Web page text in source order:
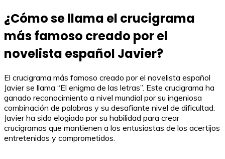
¿Cómo se llama el crucigrama
más famoso creado por el
novelista español Javier?
El crucigrama más famoso creado por el novelista español
Javier se llama “El enigma de las letras”. Este crucigrama ha
ganado reconocimiento a nivel mundial por su ingeniosa
combinación de palabras y su desafiante nivel de dificultad.
Javier ha sido elogiado por su habilidad para crear
crucigramas que mantienen a los entusiastas de los acertijos
entretenidos y comprometidos.